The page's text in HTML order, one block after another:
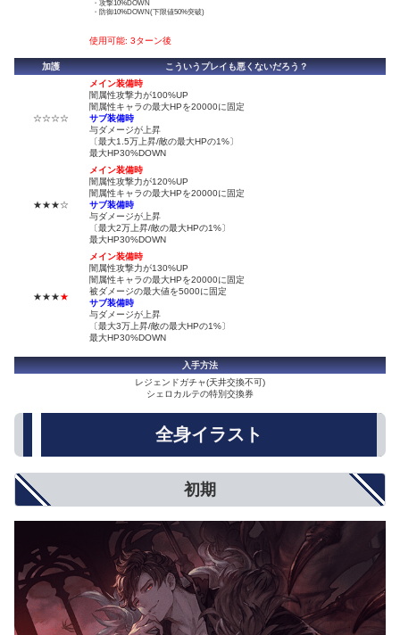
・攻撃10%DOWN
・防御10%DOWN(下限値50%突破)
使用可能: 3ターン後
加護 こういうプレイも悪くないだろう？
☆☆☆☆
メイン装備時
闇属性攻撃力が100%UP
闇属性キャラの最大HPを20000に固定
サブ装備時
与ダメージが上昇
〔最大1.5万上昇/敵の最大HPの1%〕
最大HP30%DOWN
★★★☆
メイン装備時
闇属性攻撃力が120%UP
闇属性キャラの最大HPを20000に固定
サブ装備時
与ダメージが上昇
〔最大2万上昇/敵の最大HPの1%〕
最大HP30%DOWN
★★★★
メイン装備時
闇属性攻撃力が130%UP
闇属性キャラの最大HPを20000に固定
被ダメージの最大値を5000に固定
サブ装備時
与ダメージが上昇
〔最大3万上昇/敵の最大HPの1%〕
最大HP30%DOWN
入手方法
レジェンドガチャ(天井交換不可)
シェロカルテの特別交換券
全身イラスト
初期